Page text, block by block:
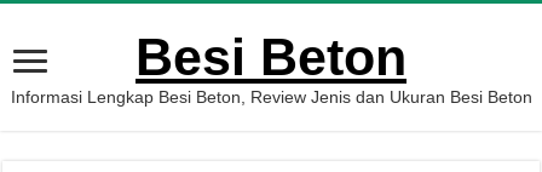
Besi Beton
Informasi Lengkap Besi Beton, Review Jenis dan Ukuran Besi Beton